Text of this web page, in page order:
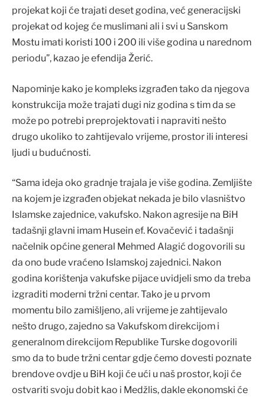
projekat koji će trajati deset godina, već generacijski
projekat od kojeg će muslimani ali i svi u Sanskom
Mostu imati koristi 100 i 200 ili više godina u narednom
periodu”, kazao je efendija Žerić.
Napominje kako je kompleks izgrađen tako da njegova
konstrukcija može trajati dugi niz godina s tim da se
može po potrebi preprojektovati i napraviti nešto
drugo ukoliko to zahtijevalo vrijeme, prostor ili interesi
ljudi u budućnosti.
“Sama ideja oko gradnje trajala je više godina. Zemljište
na kojem je izgrađen objekat nekada je bilo vlasništvo
Islamske zajednice, vakufsko. Nakon agresije na BiH
tadašnji glavni imam Husein ef. Kovačević i tadašnji
načelnik općine general Mehmed Alagić dogovorili su
da ono bude vraćeno Islamskoj zajednici. Nakon
godina korištenja vakufske pijace uvidjeli smo da treba
izgraditi moderni tržni centar. Tako je u prvom
momentu bilo zamišljeno, ali vrijeme je zahtijevalo
nešto drugo, zajedno sa Vakufskom direkcijom i
generalnom direkcijom Republike Turske dogovorili
smo da to bude tržni centar gdje ćemo dovesti poznate
brendove ovdje u BiH koji će ući u naš prostor, koji će
ostvariti svoju dobit kao i Medžlis, dakle ekonomski će